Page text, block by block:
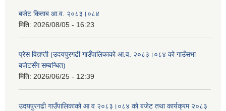
बजेट किताब आ.व. २०८३।०८४
मिति: 2026/08/05 - 16:23
प्रेस विज्ञप्ती (उदयपुरगढी गाउँपालिकाको आ.व. २०८३।०८४ को गाउँसभा
बजेटसँग सम्बन्धित)
मिति: 2026/06/25 - 12:39
उदयपुरगढी गाउँपालिकाको आ व २०८३।०८४ को बजेट तथा कार्यक्रम २०८३